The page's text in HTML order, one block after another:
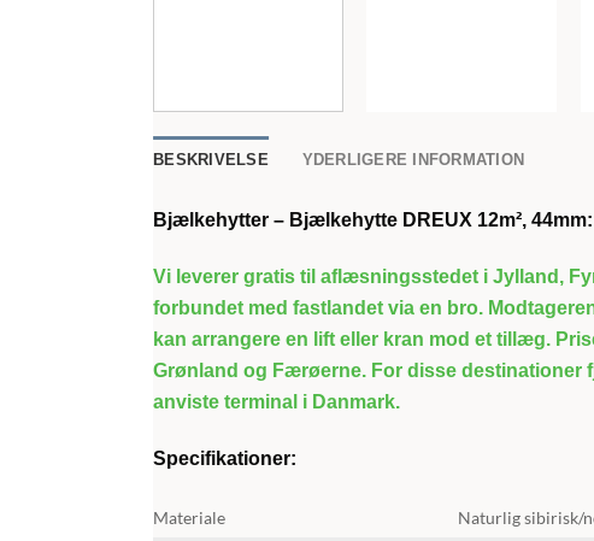
BESKRIVELSE YDERLIGERE INFORMATION
Bjælkehytter – Bjælkehytte DREUX 12m², 44mm:
Vi leverer gratis til aflæsningsstedet i Jylland,
forbundet med fastlandet via en bro.
kan arrangere en lift eller kran mod et tillæg.
Grønland og Færøerne. For disse destinationer
anviste terminal i Danmark.
Specifikationer:
Materiale
Naturlig sibirisk/